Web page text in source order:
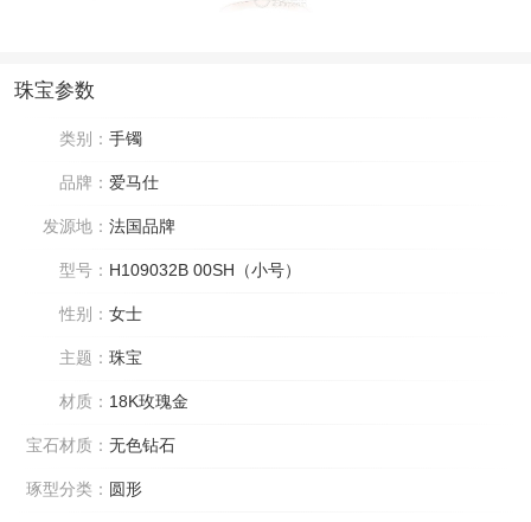
珠宝参数
类别： 手镯
品牌： 爱马仕
发源地： 法国品牌
型号： H109032B 00SH（小号）
性别： 女士
主题： 珠宝
材质： 18K玫瑰金
宝石材质： 无色钻石
琢型分类： 圆形